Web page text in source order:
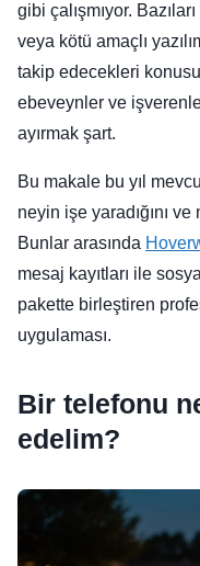
gibi çalışmıyor.
veya kötü amaçlı
takip edecekleri
ebeveynler ve
ayırmak şart.
Bu makale bu yıl
neyin işe yaradığını ve
Bunlar arasında
mesaj kayıtları ile
pakette birleştiren
uygulaması.
Bir telefonu
edelim?